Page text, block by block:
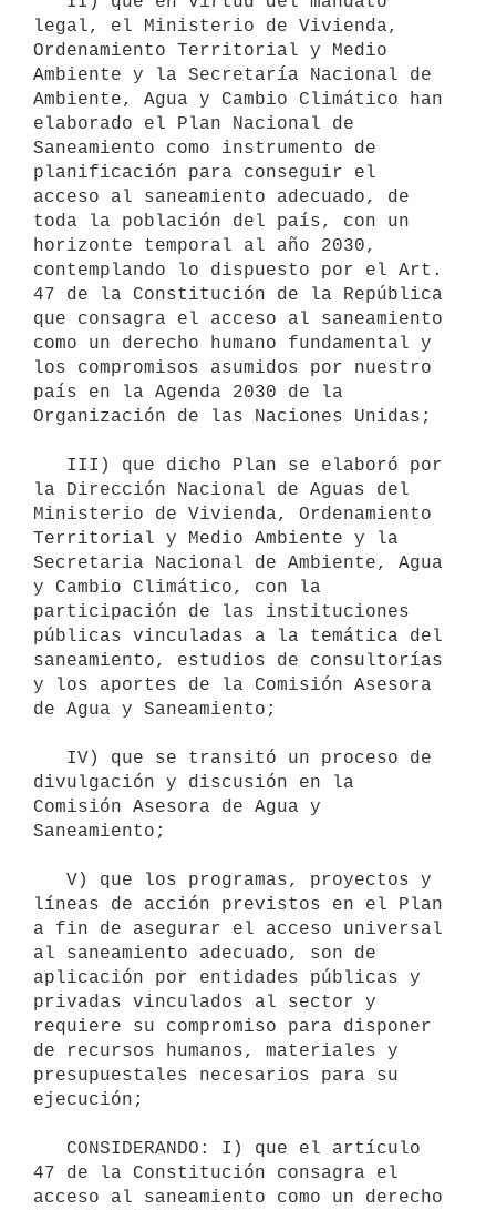
legal, el Ministerio de Vivienda,
Ordenamiento Territorial y Medio
Ambiente y la Secretaría Nacional de
Ambiente, Agua y Cambio Climático han
elaborado el Plan Nacional de
Saneamiento como instrumento de
planificación para conseguir el
acceso al saneamiento adecuado, de
toda la población del país, con un
horizonte temporal al año 2030,
contemplando lo dispuesto por el Art.
47 de la Constitución de la República
que consagra el acceso al saneamiento
como un derecho humano fundamental y
los compromisos asumidos por nuestro
país en la Agenda 2030 de la
Organización de las Naciones Unidas;
la Dirección Nacional de Aguas del
Ministerio de Vivienda, Ordenamiento
Territorial y Medio Ambiente y la
Secretaria Nacional de Ambiente, Agua
y Cambio Climático, con la
participación de las instituciones
públicas vinculadas a la temática del
saneamiento, estudios de consultorías
y los aportes de la Comisión Asesora
de Agua y Saneamiento;
divulgación y discusión en la
Comisión Asesora de Agua y
Saneamiento;
líneas de acción previstos en el Plan
a fin de asegurar el acceso universal
al saneamiento adecuado, son de
aplicación por entidades públicas y
privadas vinculados al sector y
requiere su compromiso para disponer
de recursos humanos, materiales y
presupuestales necesarios para su
ejecución;
47 de la Constitución consagra el
acceso al saneamiento como un derecho